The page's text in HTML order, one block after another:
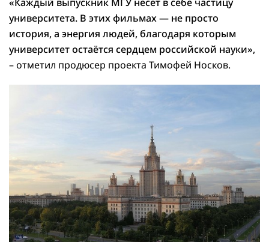
университета. В этих фильмах — не просто
история, а энергия людей, благодаря которым
университет остаётся сердцем российской науки»,
– отметил продюсер проекта Тимофей Носков.